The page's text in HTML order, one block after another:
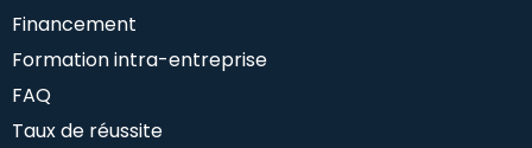
Financement
Formation intra-entreprise
FAQ
Taux de réussite